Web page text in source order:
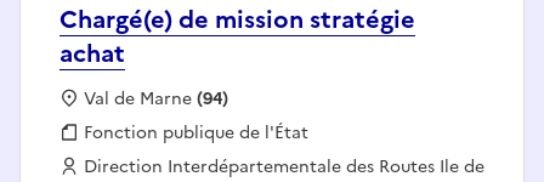
Chargé(e) de mission stratégie
achat
Localisation :
Val de Marne(94)
Fonction publique :
Fonction publique de l'État
Employeur :
Direction Interdépartementale des Routes Ile de